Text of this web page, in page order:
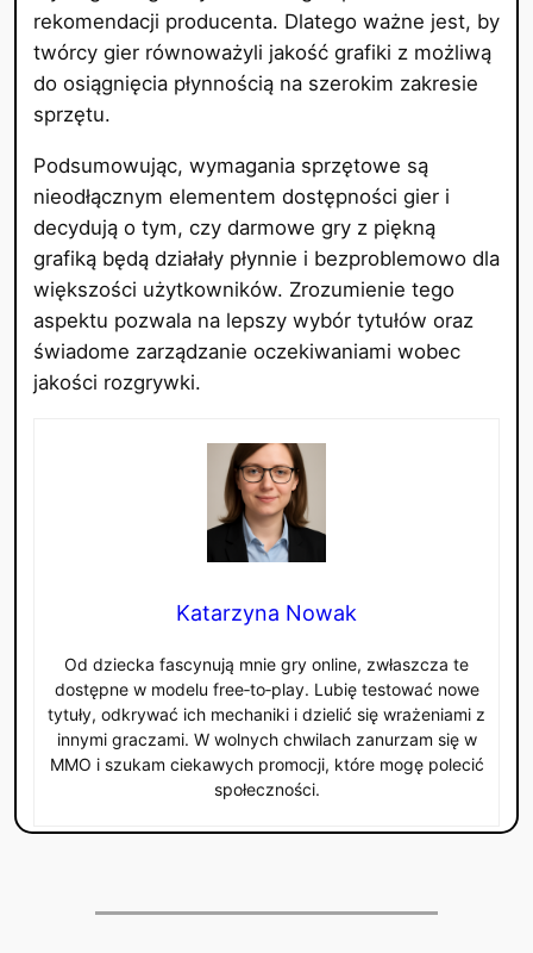
rekomendacji producenta. Dlatego ważne jest, by
twórcy gier równoważyli jakość grafiki z możliwą
do osiągnięcia płynnością na szerokim zakresie
sprzętu.
Podsumowując, wymagania sprzętowe są
nieodłącznym elementem dostępności gier i
decydują o tym, czy darmowe gry z piękną
grafiką będą działały płynnie i bezproblemowo dla
większości użytkowników. Zrozumienie tego
aspektu pozwala na lepszy wybór tytułów oraz
świadome zarządzanie oczekiwaniami wobec
jakości rozgrywki.
Katarzyna Nowak
Od dziecka fascynują mnie gry online, zwłaszcza te
dostępne w modelu free‑to‑play. Lubię testować nowe
tytuły, odkrywać ich mechaniki i dzielić się wrażeniami z
innymi graczami. W wolnych chwilach zanurzam się w
MMO i szukam ciekawych promocji, które mogę polecić
społeczności.